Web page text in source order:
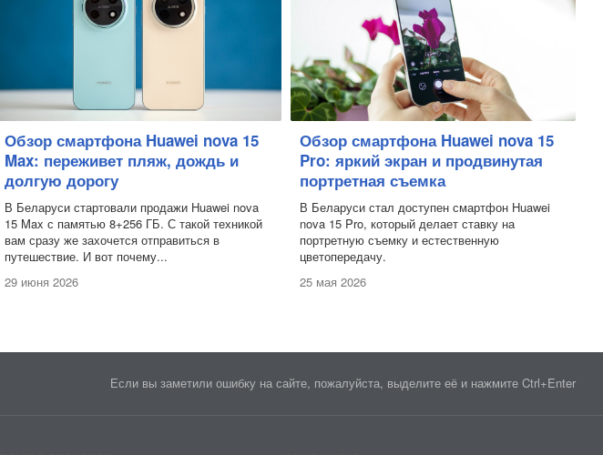
Обзор смартфона Huawei nova 15
Max: переживет пляж, дождь и
долгую дорогу
В Беларуси стартовали продажи Huawei nova
15 Max с памятью 8+256 ГБ. С такой техникой
вам сразу же захочется отправиться в
путешествие. И вот почему...
29 июня 2026
Обзор смартфона Huawei nova 15
Pro: яркий экран и продвинутая
портретная съемка
В Беларуси стал доступен смартфон Huawei
nova 15 Pro, который делает ставку на
портретную съемку и естественную
цветопередачу.
25 мая 2026
Если вы заметили ошибку на сайте, пожалуйста, выделите её и нажмите Ctrl+Enter